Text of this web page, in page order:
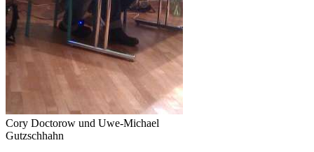
Cory Doctorow und Uwe-Michael
Gutzschhahn